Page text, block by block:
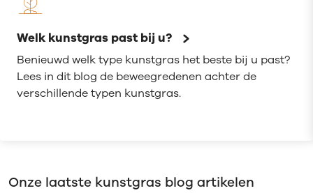
Welk kunstgras past bij u?
Benieuwd welk type kunstgras het beste bij u past?
Lees in dit blog de beweegredenen achter de
verschillende typen kunstgras.
Onze laatste kunstgras blog artikelen